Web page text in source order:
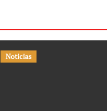
Noticias